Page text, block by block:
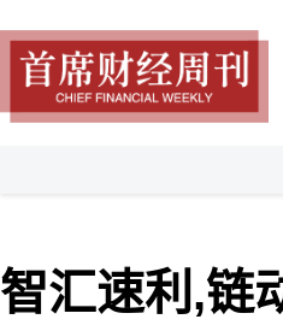
智汇速利,链